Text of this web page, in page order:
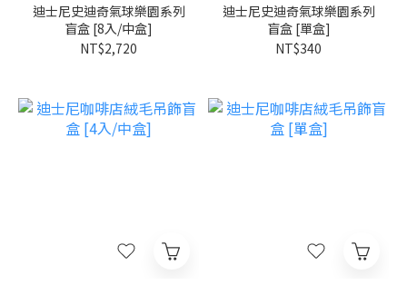
迪士尼史迪奇氣球樂園系列
盲盒 [8入/中盒]
NT$2,720
迪士尼史迪奇氣球樂園系列
盲盒 [單盒]
NT$340